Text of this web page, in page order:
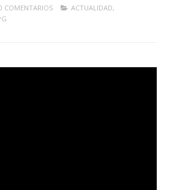
COMENTARIOS ACTUALIDAD,